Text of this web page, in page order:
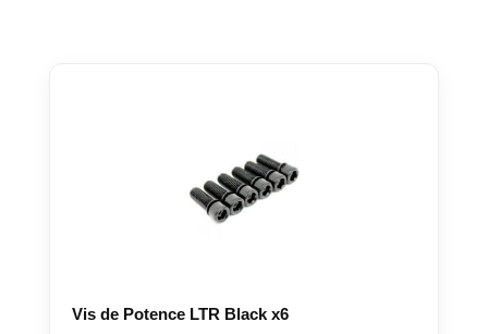
Vis de Potence LTR Black x6